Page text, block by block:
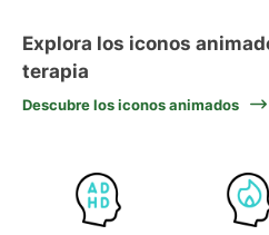
Explora los iconos
terapia
Descubre los iconos animados